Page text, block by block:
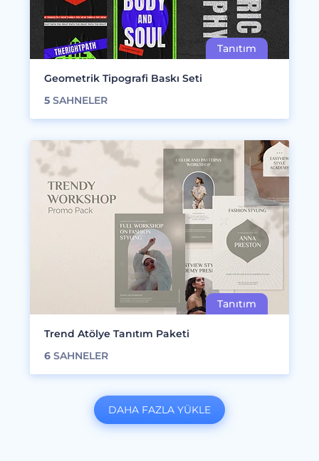
Geometrik Tipografi Baskı Seti
5 SAHNELER
Trend Atölye Tanıtım Paketi
6 SAHNELER
DAHA FAZLA YÜKLE